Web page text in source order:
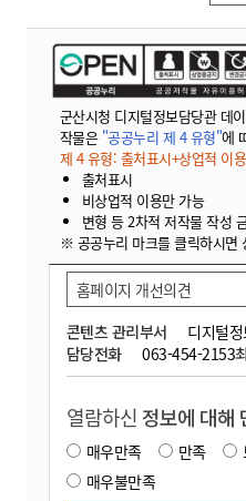
군산시청 디지털정보담당관 데
작물은 "공공누리 제 4 유형"에
제 4 유형: 출처표시+상업적 이
출처표시
비상업적 이용만 가능
변형 등 2차적 저작물 작성
※ 공공누리 마크를 클릭하시면
콘텐츠 관리부서
디지털
담당전화
063-454-2153
홈페이지 개선의견
열람하신 정보에 대해
매우만족 만족
매우불만족